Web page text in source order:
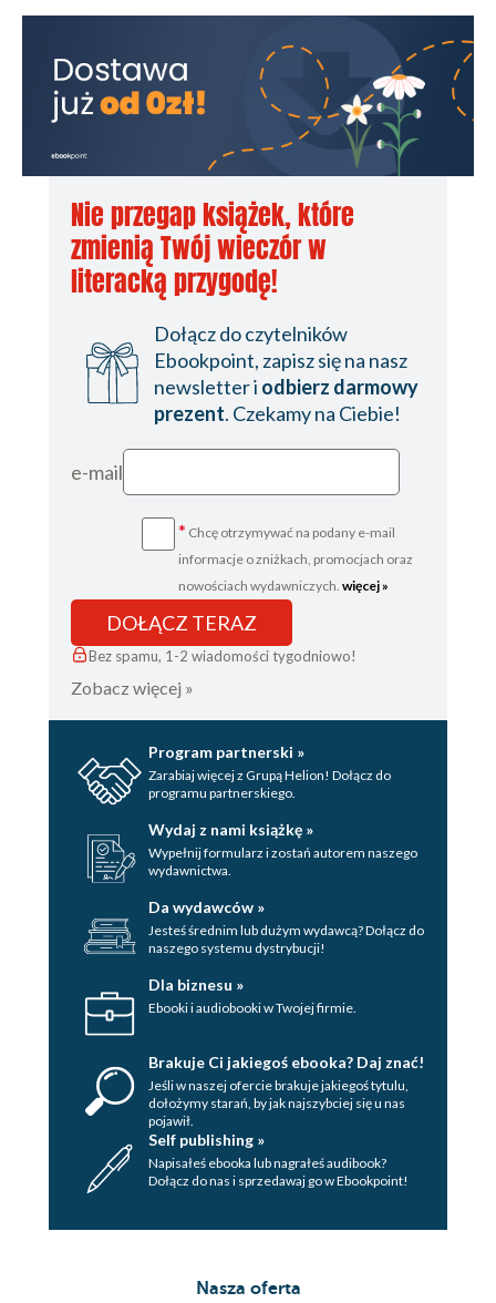
Nie przegap książek, które
zmienią Twój wieczór w
literacką przygodę!
Dołącz do czytelników
Ebookpoint, zapisz się na nasz
newsletter i odbierz darmowy
prezent. Czekamy na Ciebie!
e-mail
* Chcę otrzymywać na podany e-mail
informacje o zniżkach, promocjach oraz
nowościach wydawniczych. więcej »
DOŁĄCZ TERAZ
Bez spamu, 1-2 wiadomości tygodniowo!
Zobacz więcej »
Program partnerski »
Zarabiaj więcej z Grupą Helion! Dołącz do
programu partnerskiego.
Wydaj z nami książkę »
Wypełnij formularz i zostań autorem naszego
wydawnictwa.
Da wydawców »
Jesteś średnim lub dużym wydawcą? Dołącz do
naszego systemu dystrybucji!
Dla biznesu »
Ebooki i audiobooki w Twojej firmie.
Brakuje Ci jakiegoś ebooka? Daj znać!
Jeśli w naszej ofercie brakuje jakiegoś tytulu,
dołożymy starań, by jak najszybciej się u nas
pojawił.
Self publishing »
Napisałeś ebooka lub nagrałeś audibook?
Dołącz do nas i sprzedawaj go w Ebookpoint!
Nasza oferta